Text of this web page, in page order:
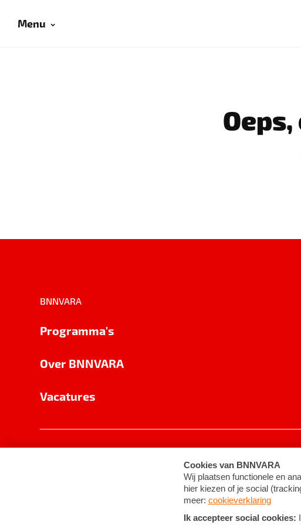
Menu
BNNVARA
Programma's
Over BNNVARA
Vacatures
Cookie-instellingen Algemene